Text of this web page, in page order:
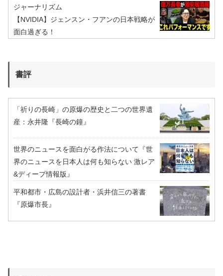
ジャーナリズム
【NVIDIA】ジェンスン・フアンの日本戦略が
面白過ぎる！
書評
「祈りの長崎」の原爆の歴史と二つの世界遺
産：永井隆『長崎の鐘』
世界のニュースを面白がる作法について『世
界のニュースを日本人は何も知らない 激レア
&ディープ情報版』
平和都市・広島の設計者・浜井信三の著書
『原爆市長』